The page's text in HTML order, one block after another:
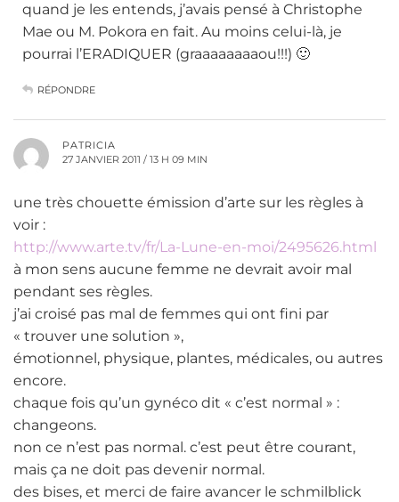
quand je les entends, j’avais pensé à Christophe
Mae ou M. Pokora en fait. Au moins celui-là, je
pourrai l’ERADIQUER (graaaaaaaaou!!!) 🙂
RÉPONDRE
PATRICIA
27 JANVIER 2011 / 13 H 09 MIN
une très chouette émission d’arte sur les règles à
voir :
http://www.arte.tv/fr/La-Lune-en-moi/2495626.html
à mon sens aucune femme ne devrait avoir mal
pendant ses règles.
j’ai croisé pas mal de femmes qui ont fini par
« trouver une solution »,
émotionnel, physique, plantes, médicales, ou autres
encore.
chaque fois qu’un gynéco dit « c’est normal » :
changeons.
non ce n’est pas normal. c’est peut être courant,
mais ça ne doit pas devenir normal.
des bises, et merci de faire avancer le schmilblick